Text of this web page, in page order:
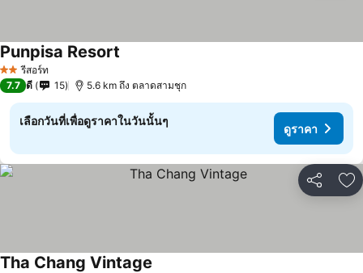
2 ดาวรีสอร์ท
Punpisa Resort
7.7 ดี 15 5.6 km ถึง ตลาดสามชุก
เลือกวันที่เพื่อดูราคาในวันนั้นๆ
ดูราคา
แชร์ เ
Tha Chang Vintage